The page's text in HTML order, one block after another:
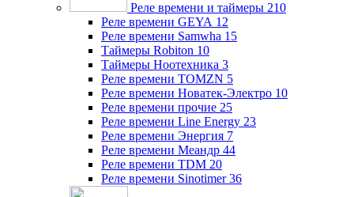
Реле времени и таймеры 210
Реле времени GEYA 12
Реле времени Samwha 15
Таймеры Robiton 10
Таймеры Ноотехника 3
Реле времени TOMZN 5
Реле времени Новатек-Электро 10
Реле времени прочие 25
Реле времени Line Energy 23
Реле времени Энергия 7
Реле времени Меандр 44
Реле времени TDM 20
Реле времени Sinotimer 36